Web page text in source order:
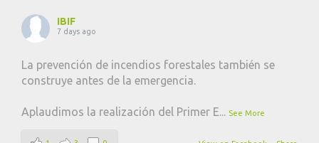
IBIF
7 days ago
La prevención de incendios forestales también se
construye antes de la emergencia.
Aplaudimos la realización del Primer E... See More